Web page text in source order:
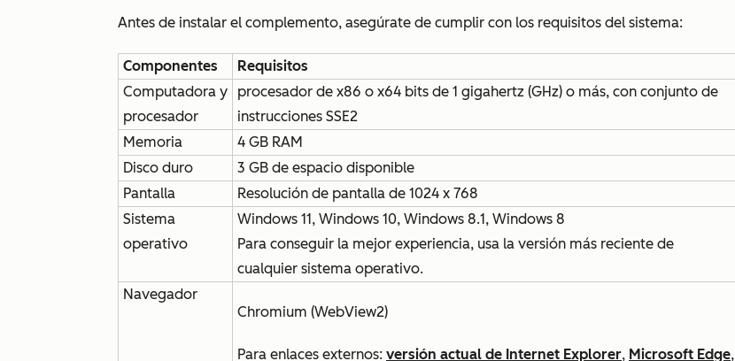
Antes de instalar el complemento, asegúrate de cumplir con los requisitos del sistema:
Componentes
Requisitos
Computadora y
procesador
procesador de x86 o x64 bits de 1 gigahertz (GHz) o más, con conjunto de
instrucciones SSE2
Memoria
4 GB RAM
Disco duro
3 GB de espacio disponible
Pantalla
Resolución de pantalla de 1024 x 768
Sistema
operativo
Windows 11, Windows 10, Windows 8.1, Windows 8
Para conseguir la mejor experiencia, usa la versión más reciente de
cualquier sistema operativo.
Navegador
Chromium (WebView2)
Para enlaces externos: versión actual de Internet Explorer, Microsoft Edge,